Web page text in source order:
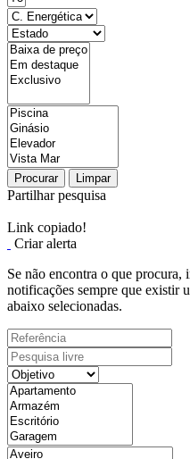
Procurar Limpar
Partilhar pesquisa
Link copiado!
Criar alerta
Se não encontra o que procura,
notificações sempre que existir
abaixo selecionadas.